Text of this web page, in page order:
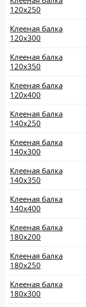
120x250
Клееная балка
120x300
Клееная балка
120x350
Клееная балка
120x400
Клееная балка
140x250
Клееная балка
140x300
Клееная балка
140x350
Клееная балка
140x400
Клееная балка
180x200
Клееная балка
180x250
Клееная балка
180x300